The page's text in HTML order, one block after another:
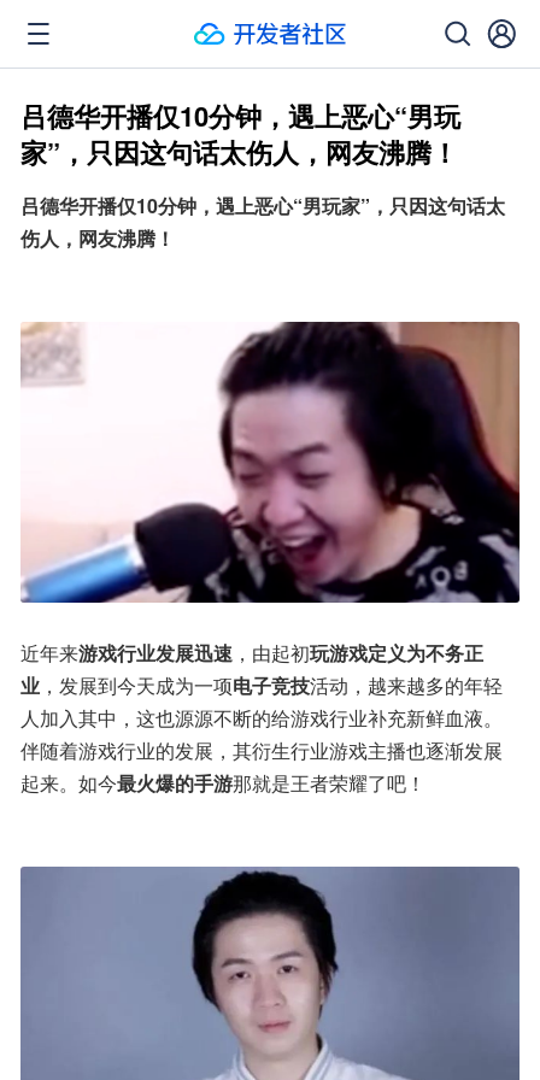
吕德华开播仅10分钟，遇上恶心“男玩
家”，只因这句话太伤人，网友沸腾！
吕德华开播仅10分钟，遇上恶心“男玩家”，只因这句话太
伤人，网友沸腾！
近年来游戏行业发展迅速 ，由起初玩游戏定义为不务正
业 ，发展到今天成为一项电子竞技活动，越来越多的年轻
人加入其中，这也源源不断的给游戏行业补充新鲜血液。
伴随着游戏行业的发展，其衍生行业游戏主播也逐渐发展
起来。如今最火爆的手游那就是王者荣耀了吧！